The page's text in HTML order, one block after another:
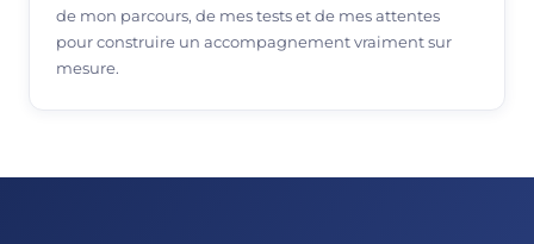
de mon parcours, de mes tests et de mes attentes
pour construire un accompagnement vraiment sur
mesure.